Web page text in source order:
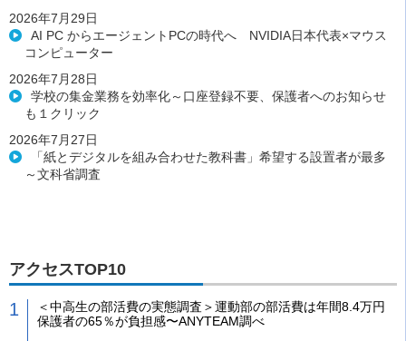
2026年7月29日
AI PC からエージェントPCの時代へ NVIDIA日本代表×マウス
コンピューター
2026年7月28日
学校の集金業務を効率化～口座登録不要、保護者へのお知らせ
も１クリック
2026年7月27日
「紙とデジタルを組み合わせた教科書」希望する設置者が最多
～文科省調査
アクセスTOP10
＜中高生の部活費の実態調査＞運動部の部活費は年間8.4万円
保護者の65％が負担感〜ANYTEAM調べ